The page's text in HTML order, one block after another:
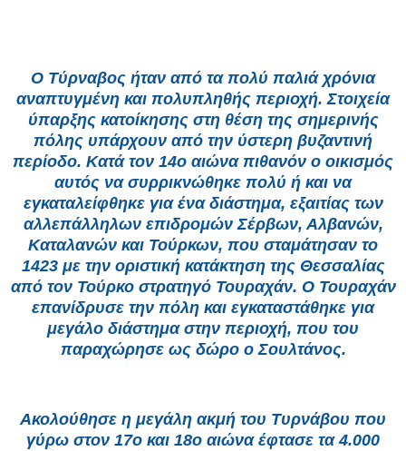
Ο Τύρναβος ήταν από τα πολύ παλιά χρόνια
αναπτυγμένη και πολυπληθής περιοχή. Στοιχεία
ύπαρξης κατοίκησης στη θέση της σημερινής
πόλης υπάρχουν από την ύστερη βυζαντινή
περίοδο. Κατά τον 14ο αιώνα πιθανόν ο οικισμός
αυτός να συρρικνώθηκε πολύ ή και να
εγκαταλείφθηκε για ένα διάστημα, εξαιτίας των
αλλεπάλληλων επιδρομών Σέρβων, Αλβανών,
Καταλανών και Τούρκων, που σταμάτησαν το
1423 με την οριστική κατάκτηση της Θεσσαλίας
από τον Τούρκο στρατηγό Τουραχάν. Ο Τουραχάν
επανίδρυσε την πόλη και εγκαταστάθηκε για
μεγάλο διάστημα στην περιοχή, που του
παραχώρησε ως δώρο ο Σουλτάνος.
Ακολούθησε η μεγάλη ακμή του Τυρνάβου που
γύρω στον 17ο και 18ο αιώνα έφτασε τα 4.000